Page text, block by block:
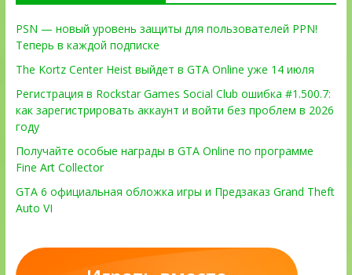
PSN — новый уровень защиты для пользователей PPN!
Теперь в каждой подписке
The Kortz Center Heist выйдет в GTA Online уже 14 июля
Регистрация в Rockstar Games Social Club ошибка #1.500.7:
как зарегистрировать аккаунт и войти без проблем в 2026
году
Получайте особые награды в GTA Online по программе
Fine Art Collector
GTA 6 официальная обложка игры и Предзаказ Grand Theft
Auto VI